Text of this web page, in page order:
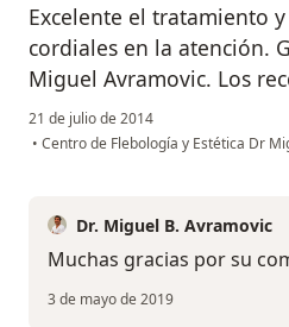
Excelente el tratamiento
cordiales en la atención.
Miguel Avramovic. Los
21 de julio de 2014
• Centro de Flebología y Estética Dr
Dr. Miguel B. Avramovic
Muchas gracias por su
3 de mayo de 2019